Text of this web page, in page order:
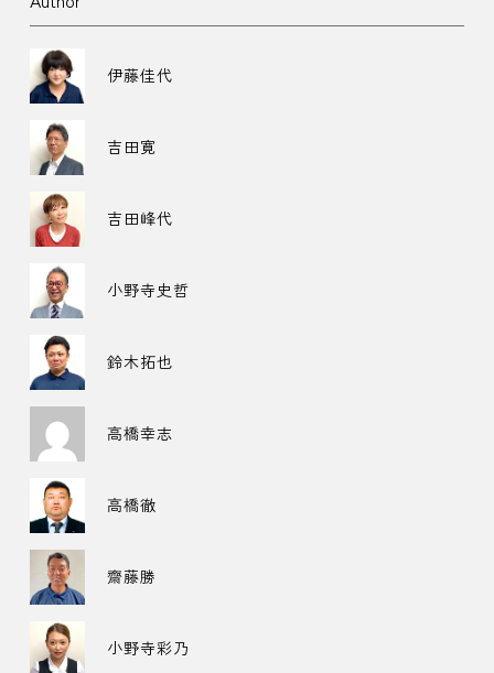
伊藤佳代
吉田寛
吉田峰代
小野寺史哲
鈴木拓也
高橋幸志
高橋徹
齋藤勝
小野寺彩乃